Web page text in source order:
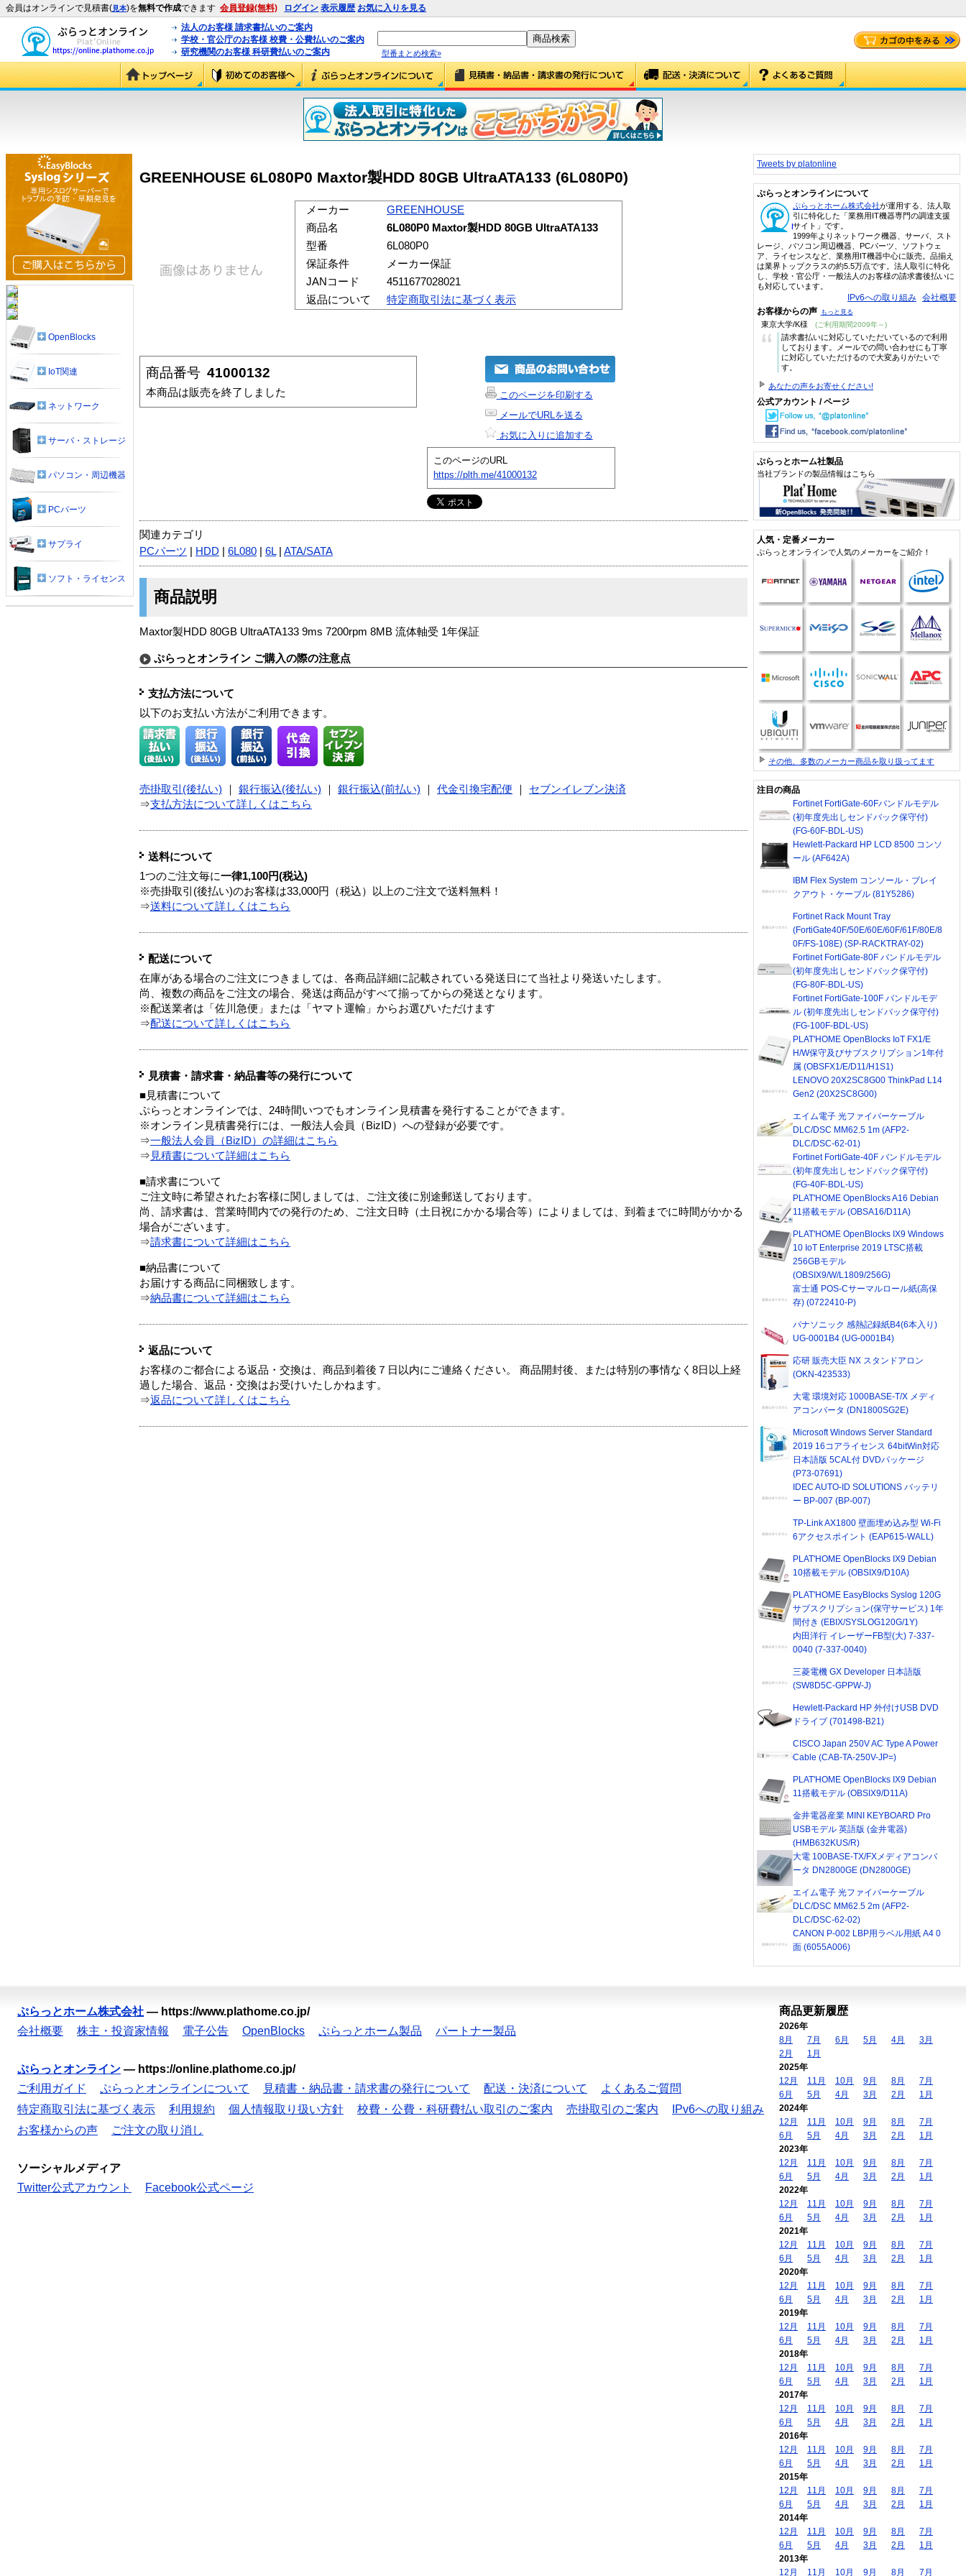
会員はオンラインで見積書(見本)を無料で作成できます 会員登録(無料) ログイン 表示履歴 お気に入りを見る
法人のお客様 請求書払いのご案内
学校・官公庁のお客様 校費・公費払いのご案内
研究機関のお客様 科研費払いのご案内
型番まとめ検索»
GREENHOUSE 6L080P0 Maxtor製HDD 80GB UltraATA133 (6L080P0)
メーカー
GREENHOUSE
商品名
6L080P0 Maxtor製HDD 80GB UltraATA133
型番
6L080P0
保証条件
メーカー保証
JANコード
4511677028021
返品について
特定商取引法に基づく表示
商品番号 41000132
本商品は販売を終了しました
このページを印刷する
メールでURLを送る
お気に入りに追加する
このページのURL
https://plth.me/41000132
関連カテゴリ
PCパーツ
HDD 6L080 6L| ATA/SATA
商品説明
Maxtor製HDD 80GB UltraATA133 9ms 7200rpm 8MB 流体軸受 1年保証
ぷらっとオンライン ご購入の際の注意点
支払方法について
以下のお支払い方法がご利用できます。
売掛取引(後払い) 銀行振込(後払い) 銀行振込(前払い) 代金引換宅配便
セブンイレブン決済
⇒支払方法について詳しくはこちら
送料について
1つのご注文毎に一律1,100円(税込)
※売掛取引(後払い)のお客様は33,000円（税込）以上のご注文で送料無料！
⇒送料について詳しくはこちら
配送について
在庫がある場合のご注文につきましては、各商品詳細に記載されている発送日にて当社より発送いたします。
尚、複数の商品をご注文の場合、発送は商品がすべて揃ってからの発送となります。
※配送業者は「佐川急便」または「ヤマト運輸」からお選びいただけます
⇒配送について詳しくはこちら
見積書・請求書・納品書等の発行について
■見積書について
ぷらっとオンラインでは、24時間いつでもオンライン見積書を発行することができます。
※オンライン見積書発行には、一般法人会員（BizID）への登録が必要です。
⇒一般法人会員（BizID）の詳細はこちら
⇒ 見積書について詳細はこちら
■請求書について
ご注文時に希望されたお客様に関しましては、ご注文後に別途郵送しております。
尚、請求書は、営業時間内での発行のため、ご注文日時（土日祝にかかる場合等）によりましては、到着までに時間がかかる
場合がございます。
⇒請求書について詳細はこちら
■納品書について
お届けする商品に同梱致します。
⇒納品書について詳細はこちら
返品について
お客様のご都合による返品・交換は、商品到着後７日以内にご連絡ください。 商品開封後、または特別の事情なく8日以上経
過した場合、返品・交換はお受けいたしかねます。
⇒返品について詳しくはこちら
OpenBlocks
IoT関連
ネットワーク
サーバ・ストレージ
パソコン・周辺機器
PCパーツ
サプライ
ソフト・ライセンス
Tweets by platonline
ぷらっとオンラインについて
ぷらっとホーム株式会社が運用する、法人取
引に特化した「業務用IT機器専門の調達支援
サイト」です。
1999年よりネットワーク機器、サーバ、スト
レージ、パソコン周辺機器、PCパーツ、ソフトウェ
ア、ライセンスなど、業務用IT機器中心に販売。品揃え
は業界トップクラスの約5.5万点です。法人取引に特化
し、学校・官公庁・一般法人のお客様の請求書後払いに
も対応しています。
IPv6への取り組み 会社概要
お客様からの声 もっと見る
東京大学/K様 (ご利用期間2009年～)
“
請求書払いに対応していただいているので利用
しております。メールでの問い合わせにも丁寧
に対応していただけるので大変ありがたいで
す。
あなたの声をお寄せください!
公式アカウント / ページ
ぷらっとホーム社製品
当社ブランドの製品情報はこちら
人気・定番メーカー
ぷらっとオンラインで人気のメーカーをご紹介！
その他、多数のメーカー商品を取り扱ってます
注目の商品
Fortinet FortiGate-60Fバンドルモデル
(初年度先出しセンドバック保守付)
(FG-60F-BDL-US)
Hewlett-Packard HP LCD 8500 コンソ
ール (AF642A)
IBM Flex System コンソール・ブレイ
クアウト・ケーブル (81Y5286)
Fortinet Rack Mount Tray
(FortiGate40F/50E/60E/60F/61F/80E/8
0F/FS-108E) (SP-RACKTRAY-02)
Fortinet FortiGate-80F バンドルモデル
(初年度先出しセンドバック保守付)
(FG-80F-BDL-US)
Fortinet FortiGate-100F バンドルモデ
ル (初年度先出しセンドバック保守付)
(FG-100F-BDL-US)
PLAT'HOME OpenBlocks IoT FX1/E
H/W保守及びサブスクリプション1年付
属 (OBSFX1/E/D11/H1S1)
LENOVO 20X2SC8G00 ThinkPad L14
Gen2 (20X2SC8G00)
エイム電子 光ファイバーケーブル
DLC/DSC MM62.5 1m (AFP2-
DLC/DSC-62-01)
Fortinet FortiGate-40F バンドルモデル
(初年度先出しセンドバック保守付)
(FG-40F-BDL-US)
PLAT'HOME OpenBlocks A16 Debian
11搭載モデル (OBSA16/D11A)
PLAT'HOME OpenBlocks IX9 Windows
10 IoT Enterprise 2019 LTSC搭載
256GBモデル
(OBSIX9/W/L1809/256G)
富士通 POS-Cサーマルロール紙(高保
存) (0722410-P)
パナソニック 感熱記録紙B4(6本入り)
UG-0001B4 (UG-0001B4)
応研 販売大臣 NX スタンドアロン
(OKN-423533)
大電 環境対応 1000BASE-T/X メディ
アコンバータ (DN1800SG2E)
Microsoft Windows Server Standard
2019 16コアライセンス 64bitWin対応
日本語版 5CAL付 DVDパッケージ
(P73-07691)
IDEC AUTO-ID SOLUTIONS バッテリ
ー BP-007 (BP-007)
TP-Link AX1800 壁面埋め込み型 Wi-Fi
6アクセスポイント (EAP615-WALL)
PLAT'HOME OpenBlocks IX9 Debian
10搭載モデル (OBSIX9/D10A)
PLAT'HOME EasyBlocks Syslog 120G
サブスクリプション(保守サービス) 1年
間付き (EBIX/SYSLOG120G/1Y)
内田洋行 イレーザーFB型(大) 7-337-
0040 (7-337-0040)
三菱電機 GX Developer 日本語版
(SW8D5C-GPPW-J)
Hewlett-Packard HP 外付けUSB DVD
ドライブ (701498-B21)
CISCO Japan 250V AC Type A Power
Cable (CAB-TA-250V-JP=)
PLAT'HOME OpenBlocks IX9 Debian
11搭載モデル (OBSIX9/D11A)
金井電器産業 MINI KEYBOARD Pro
USBモデル 英語版 (金井電器)
(HMB632KUS/R)
大電 100BASE-TX/FXメディアコンバ
ータ DN2800GE (DN2800GE)
エイム電子 光ファイバーケーブル
DLC/DSC MM62.5 2m (AFP2-
DLC/DSC-62-02)
CANON P-002 LBP用ラベル用紙 A4 0
面 (6055A006)
ぷらっとホーム株式会社 — https://www.plathome.co.jp/
会社概要
株主・投資家情報 電子公告 OpenBlocks ぷらっとホーム製品 パートナー製品
ぷらっとオンライン — https://online.plathome.co.jp/
ご利用ガイド
ぷらっとオンラインについて 見積書・納品書・請求書の発行について 配送・決済について
よくあるご質問
特定商取引法に基づく表示
利用規約 個人情報取り扱い方針 校費・公費・科研費払い取引のご案内 売掛取引のご案内
IPv6への取り組み
お客様からの声
ご注文の取り消し
ソーシャルメディア
Twitter公式アカウント
Facebook公式ページ
商品更新履歴
2026年
8月
7月 6月 5月 4月
3月
2月
1月
2025年
12月
11月 10月 9月 8月
7月
6月
5月 4月 3月 2月
1月
2024年
12月
11月 10月 9月 8月
7月
6月
5月 4月 3月 2月
1月
2023年
12月
11月 10月 9月 8月
7月
6月
5月 4月 3月 2月
1月
2022年
12月
11月 10月 9月 8月
7月
6月
5月 4月 3月 2月
1月
2021年
12月
11月 10月 9月 8月
7月
6月
5月 4月 3月 2月
1月
2020年
12月
11月 10月 9月 8月
7月
6月
5月 4月 3月 2月
1月
2019年
12月
11月 10月 9月 8月
7月
6月
5月 4月 3月 2月
1月
2018年
12月
11月 10月 9月 8月
7月
6月
5月 4月 3月 2月
1月
2017年
12月
11月 10月 9月 8月
7月
6月
5月 4月 3月 2月
1月
2016年
12月
11月 10月 9月 8月
7月
6月
5月 4月 3月 2月
1月
2015年
12月
11月 10月 9月 8月
7月
6月
5月 4月 3月 2月
1月
2014年
12月
11月 10月 9月 8月
7月
6月
5月 4月 3月 2月
1月
2013年
12月
11月 10月 9月 8月 7月